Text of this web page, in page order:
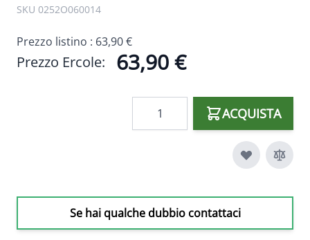
SKU 0252O060014
Prezzo listino : 63,90 €
Prezzo Ercole: 63,90 €
ACQUISTA
Se hai qualche dubbio contattaci